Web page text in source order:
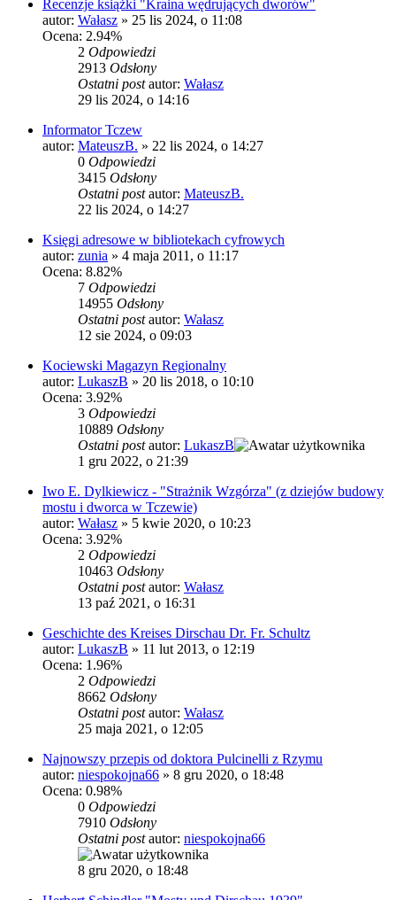
Recenzje książki "Kraina wędrujących dworów"
autor: Wałasz » 25 lis 2024, o 11:08
Ocena: 2.94%
2 Odpowiedzi
2913 Odsłony
Ostatni postautor: Wałasz
29 lis 2024, o 14:16
Informator Tczew
autor: MateuszB. » 22 lis 2024, o 14:27
0 Odpowiedzi
3415 Odsłony
Ostatni postautor: MateuszB.
22 lis 2024, o 14:27
Księgi adresowe w bibliotekach cyfrowych
autor: zunia » 4 maja 2011, o 11:17
Ocena: 8.82%
7 Odpowiedzi
14955 Odsłony
Ostatni postautor: Wałasz
12 sie 2024, o 09:03
Kociewski Magazyn Regionalny
autor: LukaszB » 20 lis 2018, o 10:10
Ocena: 3.92%
3 Odpowiedzi
10889 Odsłony
Ostatni postautor: LukaszB
1 gru 2022, o 21:39
Iwo E. Dylkiewicz - "Strażnik Wzgórza" (z dziejów budowy
mostu i dworca w Tczewie)
autor: Wałasz » 5 kwie 2020, o 10:23
Ocena: 3.92%
2 Odpowiedzi
10463 Odsłony
Ostatni postautor: Wałasz
13 paź 2021, o 16:31
Geschichte des Kreises Dirschau Dr. Fr. Schultz
autor: LukaszB » 11 lut 2013, o 12:19
Ocena: 1.96%
2 Odpowiedzi
8662 Odsłony
Ostatni postautor: Wałasz
25 maja 2021, o 12:05
Najnowszy przepis od doktora Pulcinelli z Rzymu
autor: niespokojna66 » 8 gru 2020, o 18:48
Ocena: 0.98%
0 Odpowiedzi
7910 Odsłony
Ostatni postautor: niespokojna66
8 gru 2020, o 18:48